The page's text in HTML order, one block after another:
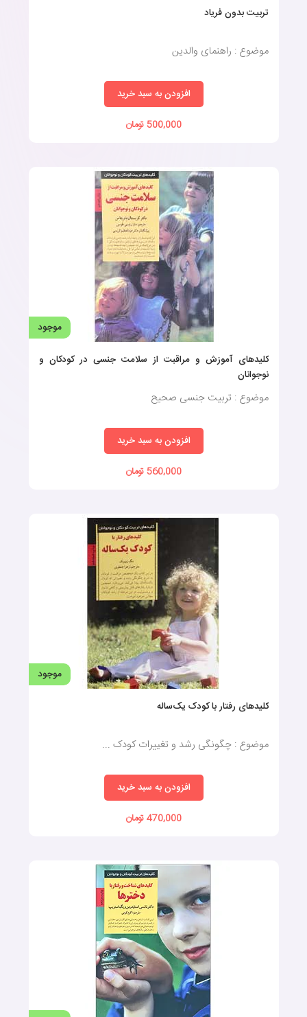
تربیت بدون فریاد
موضوع : راهنمای والدین
افزودن به سبد خرید
500,000 تومان
موجود
کلیدهای آموزش و مراقبت از سلامت جنسی در کودکان و
نوجوانان
موضوع : تربیت جنسی صحیح
افزودن به سبد خرید
560,000 تومان
موجود
کلیدهای رفتار با کودک یک‌ساله
موضوع : چگونگی رشد و تغییرات کودک ...
افزودن به سبد خرید
470,000 تومان